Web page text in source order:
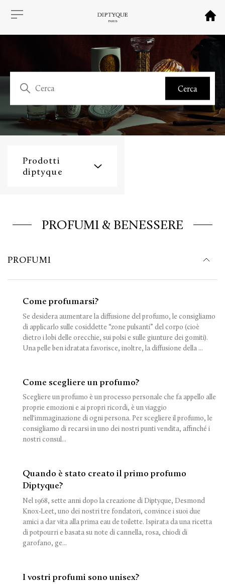
Prodotti
diptyque
PROFUMI & BENESSERE
PROFUMI
Come profumarsi?
Se desidera aumentare la diffusione del profumo, le consigliamo
di applicarlo sulle cosiddette “zone pulsanti” del corpo (cioè
dietro i lobi delle orecchie, sui polsi e sulle giunture dei gomiti).
Una pelle ben idratata favorisce, inoltre, la diffusione della ...
Come scegliere un profumo?
Scegliere un profumo è un processo personale che fa appello alle
proprie emozioni e ai propri ricordi, è un viaggio
nell'immaginazione di ogni persona. Per scegliere il profumo, le
consigliamo di recarsi in uno dei nostri punti vendita, affinché i
nostri consul...
Quando è stato creato il primo profumo
Diptyque?
Nel 1968, sette anni dopo la creazione di Diptyque, Desmond
Knox-Leet, uno dei nostri tre fondatori, convince i suoi due
amici a dar vita alla prima eau de toilette. Ispirata da una ricetta
di potpourri e basata su note di cannella, rosa, chiodi di
garofano, ge...
I vostri profumi sono unisex?